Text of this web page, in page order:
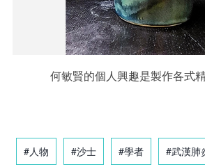
何敏賢的個人興趣是製作各式精
#人物 #沙士 #學者 #武漢肺